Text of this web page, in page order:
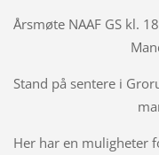
Årsmøte
Mandag
Stand på
Her har en muligheter